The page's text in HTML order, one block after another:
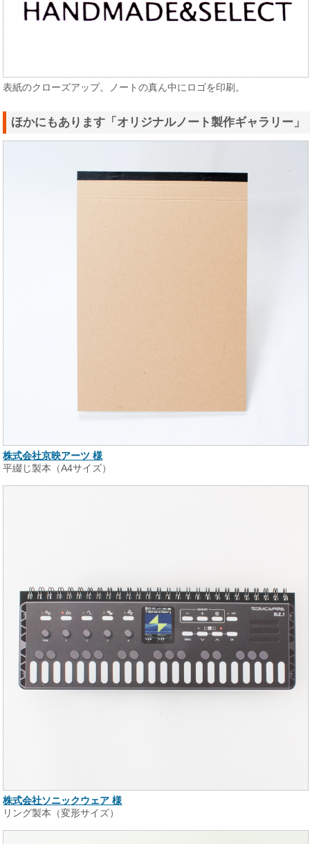
表紙のクローズアップ。ノートの真ん中にロゴを印刷。
ほかにもあります「オリジナルノート製作ギャラリー」
株式会社京映アーツ 様
平綴じ製本（A4サイズ）
株式会社ソニックウェア 様
リング製本（変形サイズ）